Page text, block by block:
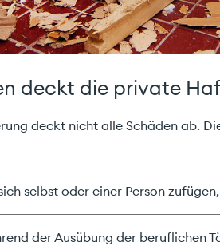
deckt die private
deckt nicht alle Schäden ab.
selbst oder einer Person
der Ausübung der beruflichen